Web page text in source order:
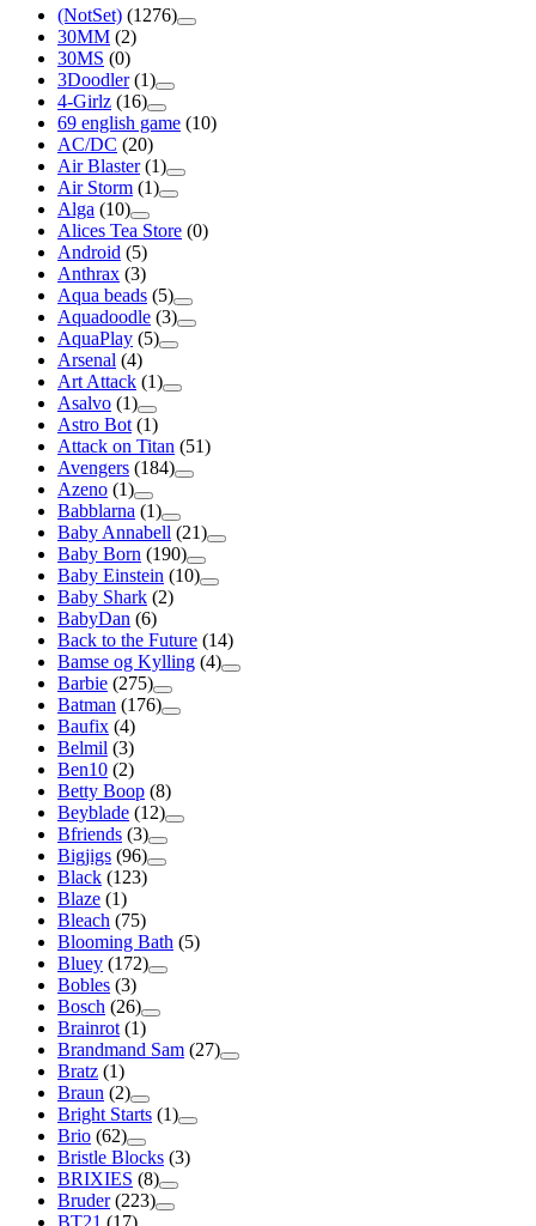
(NotSet) (1276)
30MM (2)
30MS (0)
3Doodler (1)
4-Girlz (16)
69 english game (10)
AC/DC (20)
Air Blaster (1)
Air Storm (1)
Alga (10)
Alices Tea Store (0)
Android (5)
Anthrax (3)
Aqua beads (5)
Aquadoodle (3)
AquaPlay (5)
Arsenal (4)
Art Attack (1)
Asalvo (1)
Astro Bot (1)
Attack on Titan (51)
Avengers (184)
Azeno (1)
Babblarna (1)
Baby Annabell (21)
Baby Born (190)
Baby Einstein (10)
Baby Shark (2)
BabyDan (6)
Back to the Future (14)
Bamse og Kylling (4)
Barbie (275)
Batman (176)
Baufix (4)
Belmil (3)
Ben10 (2)
Betty Boop (8)
Beyblade (12)
Bfriends (3)
Bigjigs (96)
Black (123)
Blaze (1)
Bleach (75)
Blooming Bath (5)
Bluey (172)
Bobles (3)
Bosch (26)
Brainrot (1)
Brandmand Sam (27)
Bratz (1)
Braun (2)
Bright Starts (1)
Brio (62)
Bristle Blocks (3)
BRIXIES (8)
Bruder (223)
BT21 (17)